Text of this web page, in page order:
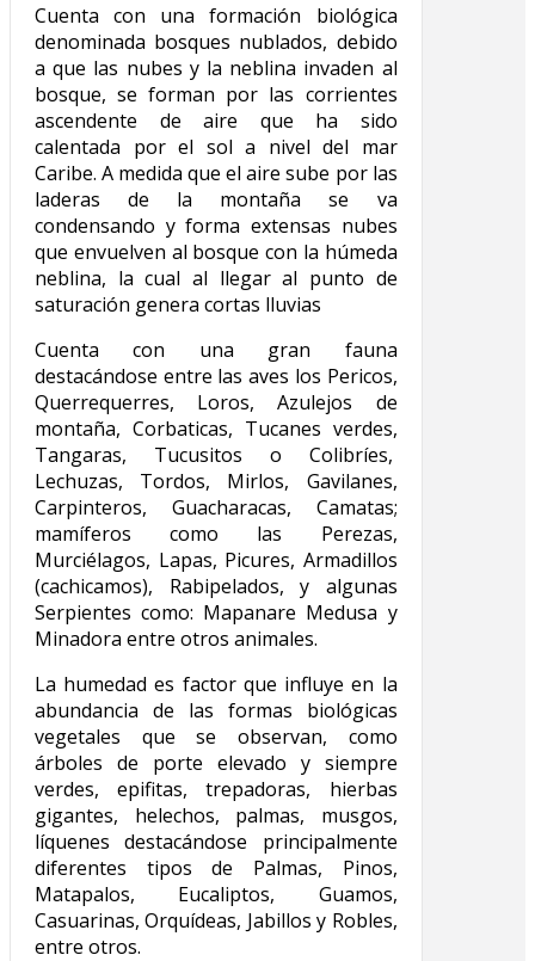
Cuenta con una formación biológica
denominada bosques nublados, debido
a que las nubes y la neblina invaden al
bosque, se forman por las corrientes
ascendente de aire que ha sido
calentada por el sol a nivel del mar
Caribe. A medida que el aire sube por las
laderas de la montaña se va
condensando y forma extensas nubes
que envuelven al bosque con la húmeda
neblina, la cual al llegar al punto de
saturación genera cortas lluvias
Cuenta con una gran fauna
destacándose entre las aves los Pericos,
Querrequerres, Loros, Azulejos de
montaña, Corbaticas, Tucanes verdes,
Tangaras, Tucusitos o Colibríes,
Lechuzas, Tordos, Mirlos, Gavilanes,
Carpinteros, Guacharacas, Camatas;
mamíferos como las Perezas,
Murciélagos, Lapas, Picures, Armadillos
(cachicamos), Rabipelados, y algunas
Serpientes como: Mapanare Medusa y
Minadora entre otros animales.
La humedad es factor que influye en la
abundancia de las formas biológicas
vegetales que se observan, como
árboles de porte elevado y siempre
verdes, epifitas, trepadoras, hierbas
gigantes, helechos, palmas, musgos,
líquenes destacándose principalmente
diferentes tipos de Palmas, Pinos,
Matapalos, Eucaliptos, Guamos,
Casuarinas, Orquídeas, Jabillos y Robles,
entre otros.